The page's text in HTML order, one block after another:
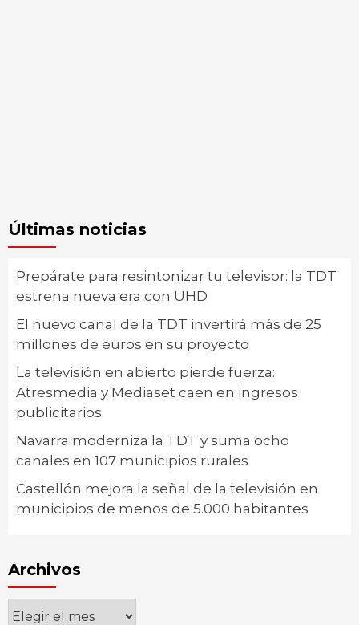
Últimas noticias
Prepárate para resintonizar tu televisor: la TDT
estrena nueva era con UHD
El nuevo canal de la TDT invertirá más de 25
millones de euros en su proyecto
La televisión en abierto pierde fuerza:
Atresmedia y Mediaset caen en ingresos
publicitarios
Navarra moderniza la TDT y suma ocho
canales en 107 municipios rurales
Castellón mejora la señal de la televisión en
municipios de menos de 5.000 habitantes
Archivos
Archivos